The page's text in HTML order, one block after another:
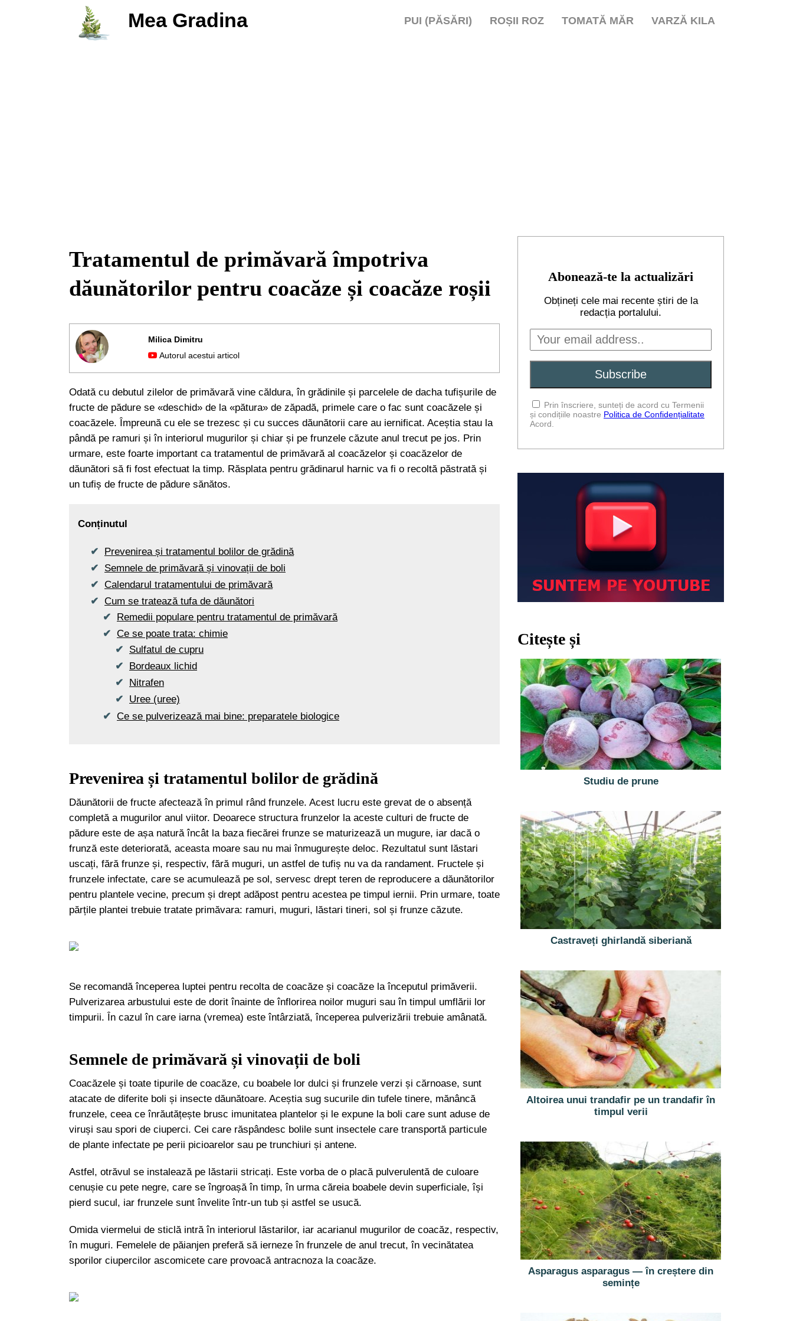
Mea Gradina VARZĂ KILA
TOMATĂ MĂR
ROȘII ROZ
PUI (PĂSĂRI)
Tratamentul de primăvară împotriva
dăunătorilor pentru coacăze și coacăze roșii
Milica Dimitru
Autorul acestui articol
Odată cu debutul zilelor de primăvară vine căldura, în grădinile și parcelele de dacha tufișurile de
fructe de pădure se «deschid» de la «pătura» de zăpadă, primele care o fac sunt coacăzele și
coacăzele. Împreună cu ele se trezesc și cu succes dăunătorii care au iernificat. Aceștia stau la
pândă pe ramuri și în interiorul mugurilor și chiar și pe frunzele căzute anul trecut pe jos. Prin
urmare, este foarte important ca tratamentul de primăvară al coacăzelor și coacăzelor de
dăunători să fi fost efectuat la timp. Răsplata pentru grădinarul harnic va fi o recoltă păstrată și
un tufiș de fructe de pădure sănătos.
Conținutul
Prevenirea și tratamentul bolilor de grădină
Semnele de primăvară și vinovații de boli
Calendarul tratamentului de primăvară
Cum se tratează tufa de dăunători
Remedii populare pentru tratamentul de primăvară
Ce se poate trata: chimie
Sulfatul de cupru
Bordeaux lichid
Nitrafen
Uree (uree)
Ce se pulverizează mai bine: preparatele biologice
Prevenirea și tratamentul bolilor de grădină
Dăunătorii de fructe afectează în primul rând frunzele. Acest lucru este grevat de o absență
completă a mugurilor anul viitor. Deoarece structura frunzelor la aceste culturi de fructe de
pădure este de așa natură încât la baza fiecărei frunze se maturizează un mugure, iar dacă o
frunză este deteriorată, aceasta moare sau nu mai înmugurește deloc. Rezultatul sunt lăstari
uscați, fără frunze și, respectiv, fără muguri, un astfel de tufiș nu va da randament. Fructele și
frunzele infectate, care se acumulează pe sol, servesc drept teren de reproducere a dăunătorilor
pentru plantele vecine, precum și drept adăpost pentru acestea pe timpul iernii. Prin urmare, toate
părțile plantei trebuie tratate primăvara: ramuri, muguri, lăstari tineri, sol și frunze căzute.
Se recomandă începerea luptei pentru recolta de coacăze și coacăze la începutul primăverii.
Pulverizarea arbustului este de dorit înainte de înflorirea noilor muguri sau în timpul umflării lor
timpurii. În cazul în care iarna (vremea) este întârziată, începerea pulverizării trebuie amânată.
Semnele de primăvară și vinovații de boli
Coacăzele și toate tipurile de coacăze, cu boabele lor dulci și frunzele verzi și cărnoase, sunt
atacate de diferite boli și insecte dăunătoare. Aceștia sug sucurile din tufele tinere, mănâncă
frunzele, ceea ce înrăutățește brusc imunitatea plantelor și le expune la boli care sunt aduse de
viruși sau spori de ciuperci. Cei care răspândesc bolile sunt insectele care transportă particule
de plante infectate pe perii picioarelor sau pe trunchiuri și antene.
Astfel, otrăvul se instalează pe lăstarii stricați. Este vorba de o placă pulverulentă de culoare
cenușie cu pete negre, care se îngroașă în timp, în urma căreia boabele devin superficiale, își
pierd sucul, iar frunzele sunt învelite într-un tub și astfel se usucă.
Omida viermelui de sticlă intră în interiorul lăstarilor, iar acarianul mugurilor de coacăz, respectiv,
în muguri. Femelele de păianjen preferă să ierneze în frunzele de anul trecut, în vecinătatea
sporilor ciupercilor ascomicete care provoacă antracnoza la coacăze.
Abonează-te la actualizări
Obțineți cele mai recente știri de la
redacția portalului.
Prin înscriere, sunteți de acord cu Termenii
și condițiile noastre Politica de Confidențialitate
Acord.
Citește și
Studiu de prune
Castraveți ghirlandă siberiană
Altoirea unui trandafir pe un trandafir în
timpul verii
Asparagus asparagus — în creștere din
semințe